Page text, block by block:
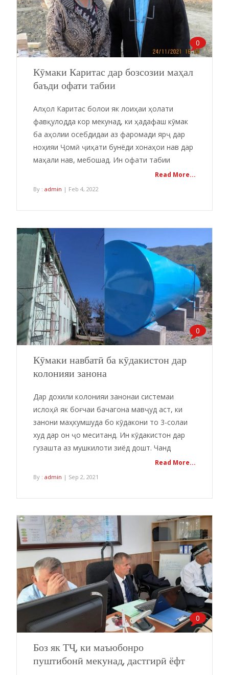
0
Кӯмаки Каритас дар бозсозии маҳал
баъди офати табии
Алҳол Каритас болои як лоиҳаи ҳолати
фавқулодда кор мекунад, ки ҳадафаш кӯмак
ба аҳолии осебдидаи аз фаромади ярҷ дар
ноҳияи Ҷомӣ ҷиҳати бунёди хонаҳои нав дар
маҳали нав, мебошад. Ин офати табии
Read More...
By : admin | Feb 4, 2022
0
Кӯмаки навбатӣ ба кӯдакистон дар
колонияи занона
Дар дохили колонияи занонаи системаи
ислоҳӣ як боғчаи бачагона мавҷуд аст, ки
занони маҳкумшуда бо кӯдакони то 3-солаи
худ дар он ҷо меситанд. Ин кӯдакистон дар
гузашта аз мушкилоти зиёд дошт. Чанд
Read More...
By : admin | Sep 2, 2021
0
Боз як ТҶ, ки маъюбонро
пуштибонӣ мекунад, дастгирӣ ёфт